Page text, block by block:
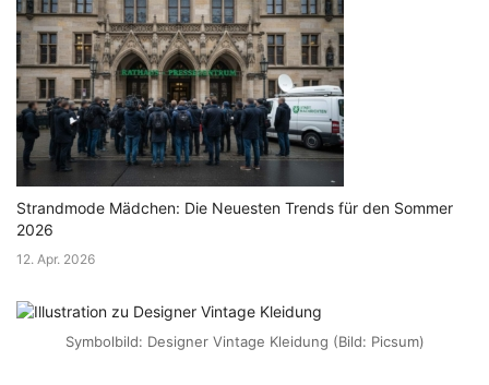
Strandmode Mädchen: Die Neuesten Trends für den Sommer
2026
12. Apr. 2026
Symbolbild: Designer Vintage Kleidung (Bild: Picsum)